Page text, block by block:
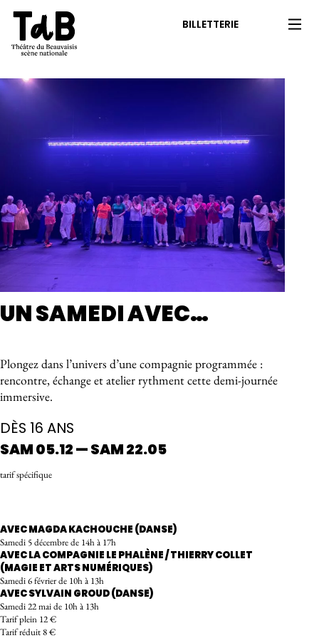
BILLETTERIE
UN SAMEDI AVEC…
À propos de l'événement
Plongez dans l’univers d’une compagnie programmée :
rencontre, échange et atelier rythment cette demi-journée
immersive.
DÈS 16 ANS
SAM 05.12 — SAM 22.05
tarif spécifique
AVEC MAGDA KACHOUCHE (DANSE)
Samedi 5 décembre de 14h à 17h
AVEC LA COMPAGNIE LE PHALÈNE / THIERRY COLLET
(MAGIE ET ARTS NUMÉRIQUES)
Samedi 6 février de 10h à 13h
AVEC SYLVAIN GROUD (DANSE)
Samedi 22 mai de 10h à 13h
Tarif plein 12 €
Tarif réduit 8 €